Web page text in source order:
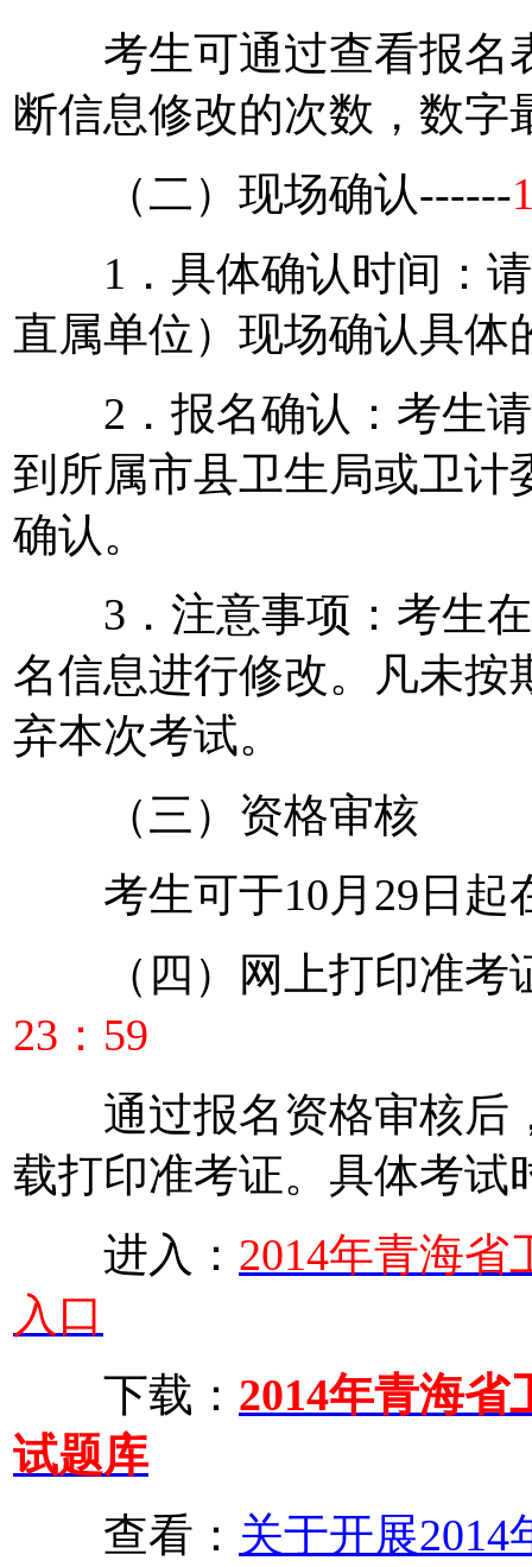
考生可通过查看报名
断信息修改的次数，数字
（二）现场确认------
1．具体确认时间：请
直属单位）现场确认具体
2．报名确认：考生请
到所属市县卫生局或卫计
确认。
3．注意事项：考生在
名信息进行修改。凡未按
弃本次考试。
（三）资格审核
考生可于10月29日起
（四）网上打印准考
23：59
通过报名资格审核后
载打印准考证。具体考试
进入： 2014年青海
入口
下载： 2014年青海
试题库
查看： 关于开展